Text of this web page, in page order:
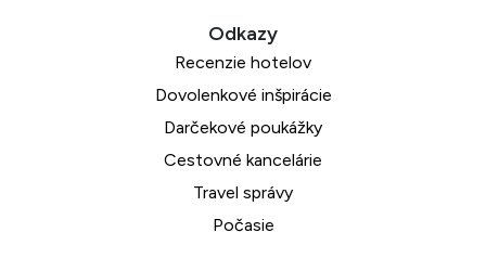
Recenzie hotelov
Dovolenkové inšpirácie
Darčekové poukážky
Cestovné kancelárie
Travel správy
Počasie